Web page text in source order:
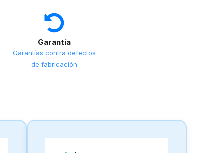
Garantía
Garantías contra defectos
de fabricación